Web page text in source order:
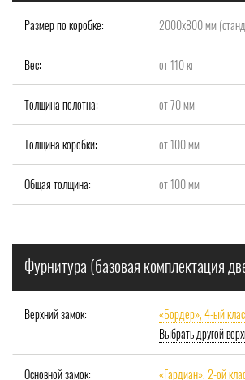
Размер по коробке: 2000x800 мм
Вес: от 110 кг
Толщина полотна: от 70 мм
Толщина коробки: от 100 мм
Общая толщина: от 100 мм
Фурнитура (базовая комплектация
Верхний замок:
«Бордер», 4-ый
Выбрать другой
Основной замок: «Гардиан», 2-ой